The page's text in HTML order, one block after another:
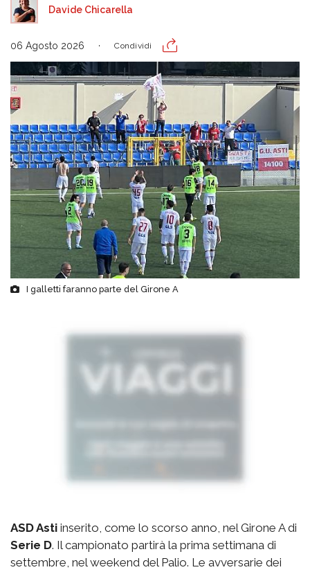
Davide Chicarella
06 Agosto 2026 Condividi
I galletti faranno parte del Girone A
ASD Asti inserito, come lo scorso anno, nel Girone A di
Serie D. Il campionato partirà la prima settimana di
settembre, nel weekend del Palio. Le avversarie dei